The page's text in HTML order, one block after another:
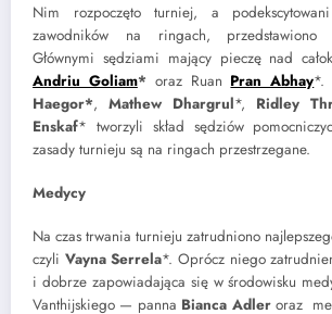
Nim rozpoczęto turniej, a
zawodników na ringach, przedstawiono
Głównymi sędziami mający pieczę nad
Andriu Goliam* oraz Ruan Pran Abhay*.
Haegor*, Mathew Dhargrul*, Ridley
Enskaf* tworzyli skład sędziów
zasady turnieju są na ringach przestrzegane.
Medycy
Na czas trwania turnieju zatrudniono
czyli Vayna Serrela*. Oprócz niego
i dobrze zapowiadająca się w środowisku
Vanthijskiego — panna Bianca Adleroraz